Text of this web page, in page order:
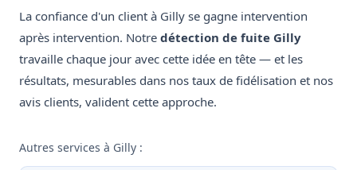
La confiance d'un client à Gilly se gagne intervention
après intervention. Notre détection de fuite Gilly
travaille chaque jour avec cette idée en tête — et les
résultats, mesurables dans nos taux de fidélisation et nos
avis clients, valident cette approche.
Autres services à Gilly :